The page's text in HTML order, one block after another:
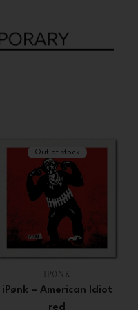
Out of stock
IPØNK
iPønk – American Idiot
red